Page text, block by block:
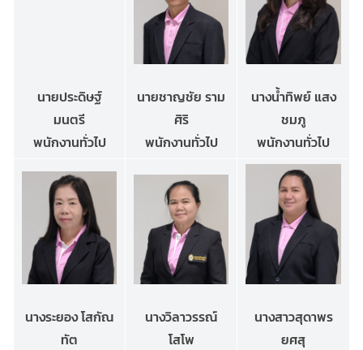
นายประดิษฐ์
มนตรี
พนักงานทั่วไป
นายชาญชัย ราม
ศิริ
พนักงานทั่วไป
นางน้ำทิพย์ แสง
ชมภู
พนักงานทั่วไป
นางระยอง โสกัณ
ทัต
นางวิลาวรรณ์
โสโพ
นางสาวสุดาพร
ยศสุ